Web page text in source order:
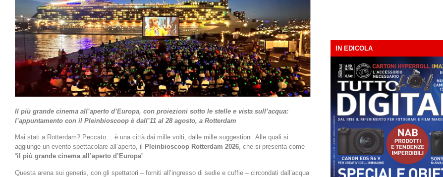
Il più grande cinema all’aperto d’Europa, con proiezioni sotto le stelle e vista sull’acqua:
l’appuntamento con il Pleinbioscoop è dall’11 al 28 agosto, a Rotterdam
Mai stati a Rotterdam? Peccato… è una città dai mille volti, dalle mille suggestioni. Alle quali si
aggiunge un evento spettacolare all’aperto, il
Pleinbioscoop Rotterdam 2026, che si presenta come
“il più grande cinema all’aperto d’Europa”.
Questa arena sui generis, con gli spettatori – forniti all’ingresso di sedie e cuffie – circondati dall’acqua
IN EDICOLA